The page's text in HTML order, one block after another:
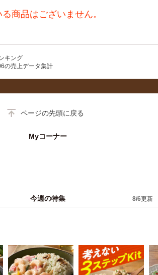
商品はございません。
キング
の売上データ集計